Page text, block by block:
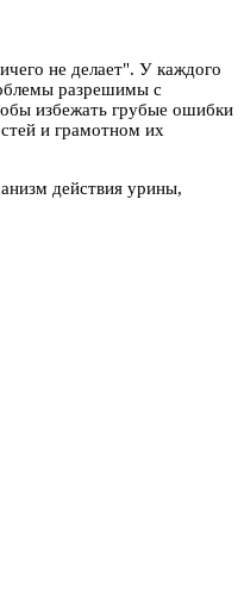
не делает". У каждого
разрешимы с
избежать грубые ошибки
и грамотном их
действия урины,